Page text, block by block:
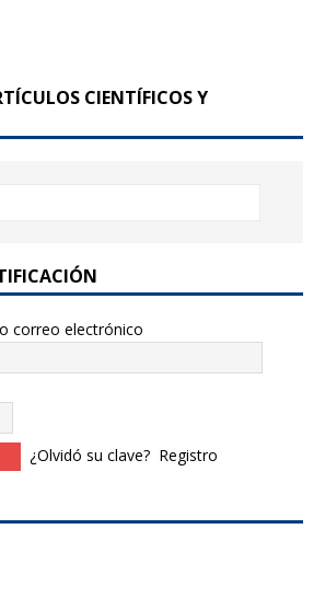
CIENTÍFICOS Y
correo electrónico
¿Olvidó su clave? Registro